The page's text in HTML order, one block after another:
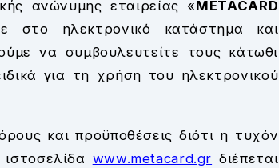
ανώνυμης εταιρείας «METACARD
στο ηλεκτρονικό κατάστημα και
να συμβουλευτείτε τους κάτωθι
για τη χρήση του ηλεκτρονικού
και προϋποθέσεις διότι η τυχόν
www.metacard.gr διέπεται